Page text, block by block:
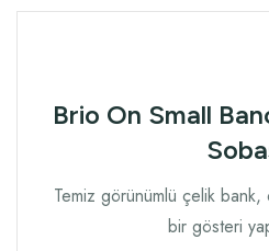
Brio On Small
Temiz görünümlü çelik
bir gösteri